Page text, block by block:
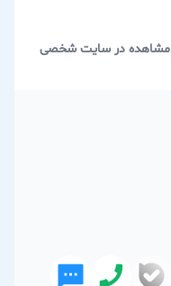
مشاهده در سایت شخصی